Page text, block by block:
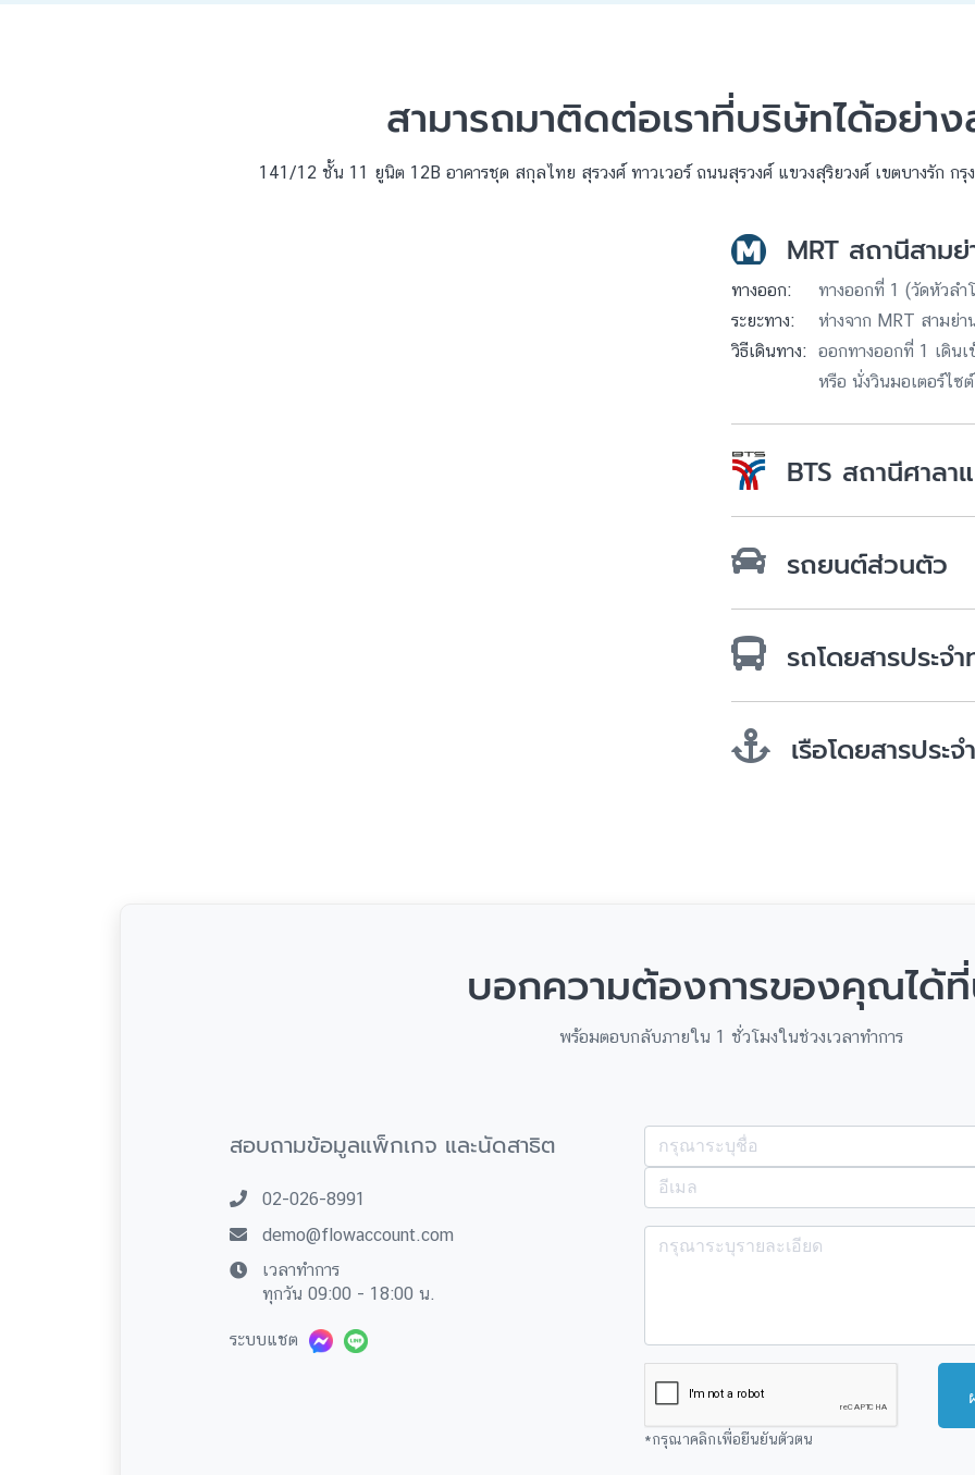
สามารถมาติดต่อเราที่บริษัทได้อย่า
141/12 ชั้น 11 ยูนิต 12B อาคารชุด สกุลไทย สุรวงศ์ ทาวเวอร์ ถนนสุรวงศ์ แขวงสุริยวงศ์ เขตบางรัก ก
MRT สถานีสาม
ทางออก:
ทางออกที่ 1 (วัดหัวลำ
ระยะทาง:
ห่างจาก MRT สามย่
วิธีเดินทาง: ออกทางออกที่ 1 เดิน
หรือ นั่งวินมอเตอร์ไซต์
BTS สถานีศาลา
ทางออก:
ทางออกที่ 1 (หน้า
ระยะทาง:
ห่างจาก BTS ศาลา
วิธีเดินทาง:
ออกทางออกที่ 1 เดิน
มาที่สกุลไทย ทาวน์เว
รถยนต์ส่วนตัว
จอดฟรี 2 ชั่วโมง และหลังจากนั้น
FlowAccount
รถโดยสารประจ
สามารถเดินทางมาด้วยสาย 1-40
เรือโดยสารประจ
บอกความต้องการของคุณได้
พร้อมตอบกลับภายใน 1 ชั่วโมงในช่วงเวลาทำการ
สอบถามข้อมูลแพ็กเกจ และนัดสาธิต
02-026-8991
demo@flowaccount.com
เวลาทำการ
ทุกวัน 09:00 - 18:00 น.
ระบบแชต
*กรุณาคลิกเพื่อยืนยันตัวตน